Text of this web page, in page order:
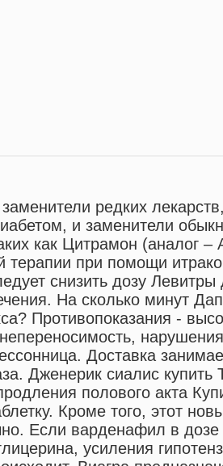
редких
и заменители
как Цитрамон (аналог
терапии при помощи
снизить дозу
На сколько минут
Противопоказания -
Доставка
Дженерик сиалис
полового акта
Кроме того, этот
Если варденафил в дозе
усиления